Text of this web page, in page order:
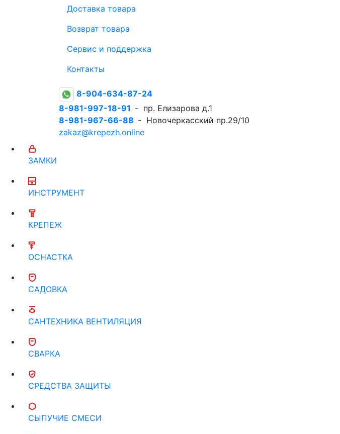
Доставка товара
Возврат товара
Сервис и поддержка
Контакты
8-904-634-87-24
8-981-997-18-91 - пр. Елизарова д.1
8-981-967-66-88 - Новочеркасский пр.29/10
zakaz@krepezh.online
ЗАМКИ
ИНСТРУМЕНТ
КРЕПЕЖ
ОСНАСТКА
САДОВКА
САНТЕХНИКА ВЕНТИЛЯЦИЯ
СВАРКА
СРЕДСТВА ЗАЩИТЫ
СЫПУЧИЕ СМЕСИ